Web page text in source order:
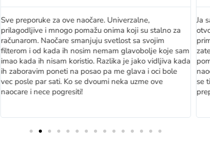
Sve preporuke za ove naočare. Univerzalne,
prilagodljive i mnogo pomažu onima koji su stalno za
računarom. Naočare smanjuju svetlost sa svojim
filterom i od kada ih nosim nemam glavobolje koje sam
imao kada ih nisam koristio. Razlika je jako vidljiva kada
ih zaboravim poneti na posao pa me glava i oci bole
vec posle par sati. Ko se dvoumi neka uzme ove
naocare i nece pogresiti!
Ja
se